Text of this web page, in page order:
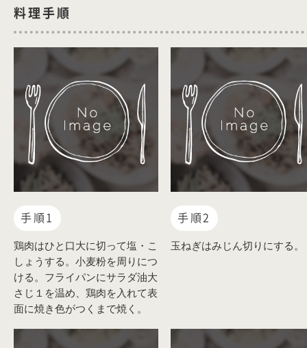
料理手順
手順1
鶏肉はひと口大に切って塩・こ
しょうする。小麦粉を周りにつ
ける。フライパンにサラダ油大
さじ１を温め、鶏肉を入れて表
面に焼き色がつくまで焼く。
手順2
玉ねぎはみじん切りにする。